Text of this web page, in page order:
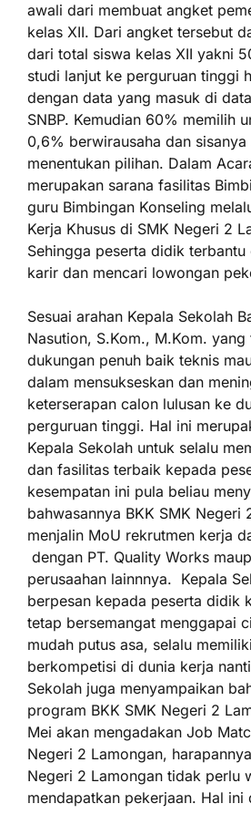
awali dari membuat angket
kelas XII. Dari angket tersebut
dari total siswa kelas XII yakni
studi lanjut ke perguruan tinggi
dengan data yang masuk di
SNBP. Kemudian 60% memilih
0,6% berwirausaha dan
menentukan pilihan. Dalam
merupakan sarana fasilitas
guru Bimbingan Konseling
Kerja Khusus di SMK Negeri 2
Sehingga peserta didik
karir dan mencari lowongan
Sesuai arahan Kepala Sekolah
Nasution, S.Kom., M.Kom.
dukungan penuh baik teknis
dalam mensukseskan dan
keterserapan calon lulusan ke
perguruan tinggi. Hal ini
Kepala Sekolah untuk selalu
dan fasilitas terbaik kepada
kesempatan ini pula beliau
bahwasannya BKK SMK Negeri
menjalin MoU rekrutmen kerja
dengan PT. Quality Works
perusaahan lainnnya. Kepala
berpesan kepada peserta didik
tetap bersemangat menggapai
mudah putus asa, selalu
berkompetisi di dunia kerja
Sekolah juga menyampaikan
program BKK SMK Negeri 2
Mei akan mengadakan Job
Negeri 2 Lamongan,
Negeri 2 Lamongan tidak perlu
mendapatkan pekerjaan. Hal ini